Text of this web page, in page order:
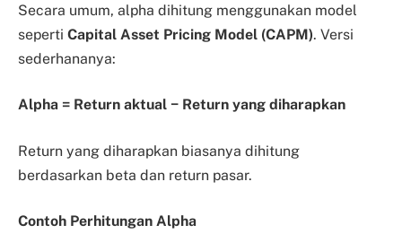
Secara umum, alpha dihitung menggunakan model
seperti Capital Asset Pricing Model (CAPM). Versi
sederhananya:
Alpha = Return aktual − Return yang diharapkan
Return yang diharapkan biasanya dihitung
berdasarkan beta dan return pasar.
Contoh Perhitungan Alpha